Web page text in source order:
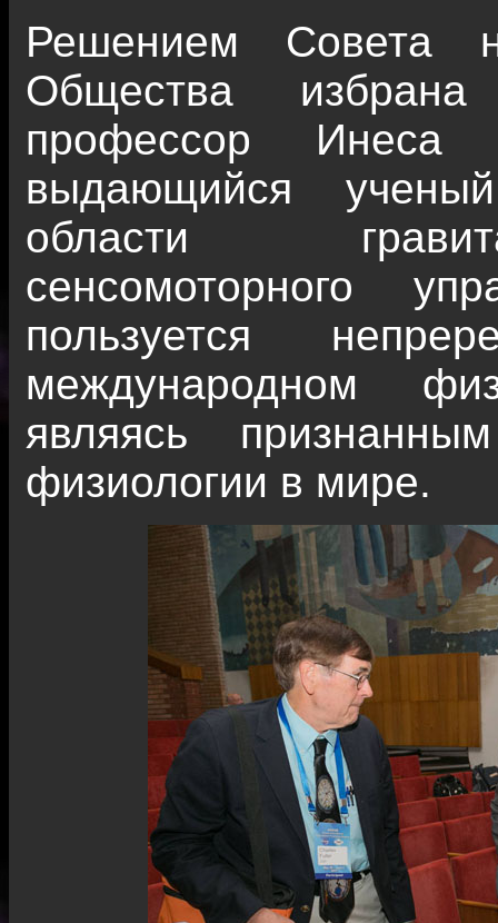
Решением Совета
Общества избрана
профессор Инеса
выдающийся
области
сенсомоторного
пользуется
международном
являясь
физиологии в мире.